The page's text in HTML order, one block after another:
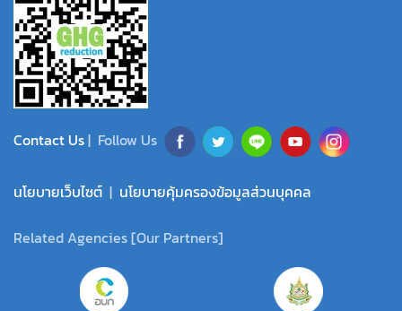
Contact Us| Follow Us
นโยบายเว็บไซต์ | นโยบายคุ้มครองข้อมูลส่วนบุคคล
Related Agencies [Our Partners]